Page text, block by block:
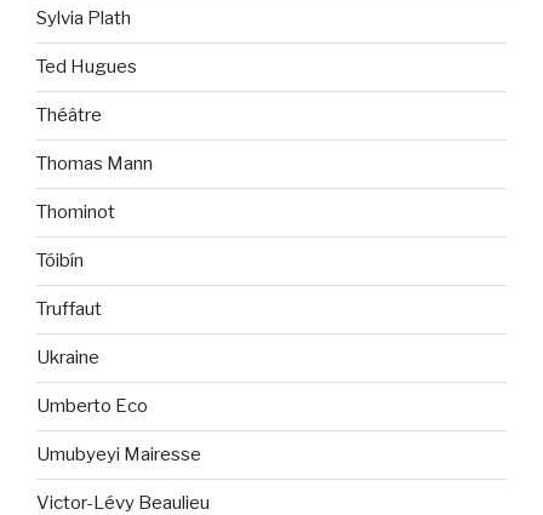
Sylvia Plath
Ted Hugues
Théâtre
Thomas Mann
Thominot
Tóibín
Truffaut
Ukraine
Umberto Eco
Umubyeyi Mairesse
Victor-Lévy Beaulieu